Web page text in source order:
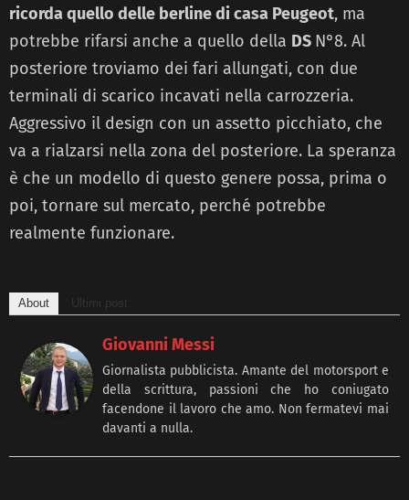
ricorda quello delle berline di casa Peugeot, ma
potrebbe rifarsi anche a quello della DS N°8. Al
posteriore troviamo dei fari allungati, con due
terminali di scarico incavati nella carrozzeria.
Aggressivo il design con un assetto picchiato, che
va a rialzarsi nella zona del posteriore. La speranza
è che un modello di questo genere possa, prima o
poi, tornare sul mercato, perché potrebbe
realmente funzionare.
About Ultimi post
Giovanni Messi
Giornalista pubblicista. Amante del motorsport e
della scrittura, passioni che ho coniugato
facendone il lavoro che amo. Non fermatevi mai
davanti a nulla.